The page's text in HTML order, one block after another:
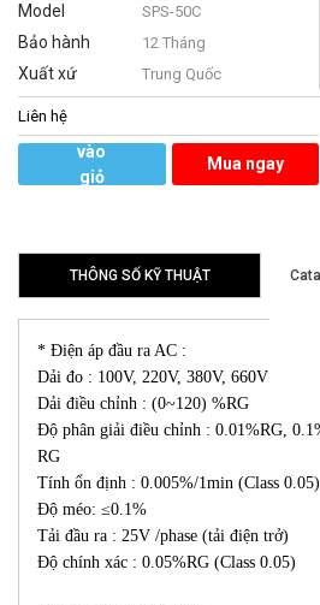
Model SPS-50C
Bảo hành 12 Tháng
Xuất xứ Trung Quốc
Liên hệ
vào
giỏ
Mua ngay
THÔNG SỐ KỸ THUẬT
* Điện áp đầu ra AC :
Dải đo : 100V, 220V, 380V, 660V
Dải điều chỉnh : (0~120) %RG
Độ phân giải điều chỉnh : 0.01%RG,
RG
Tính ổn định : 0.005%/1min (Class 0.05)
Độ méo: ≤0.1%
Tải đầu ra : 25V /phase (tải điện trở)
Độ chính xác : 0.05%RG (Class 0.05)